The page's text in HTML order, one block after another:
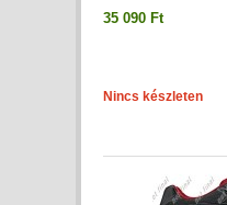
35 090 Ft
Nincs készleten